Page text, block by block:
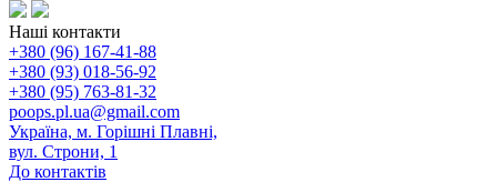
Наші контакти
+380 (96) 167-41-88
+380 (93) 018-56-92
+380 (95) 763-81-32
poops.pl.ua@gmail.com
Україна, м. Горішні Плавні,
вул. Строни, 1
До контактів